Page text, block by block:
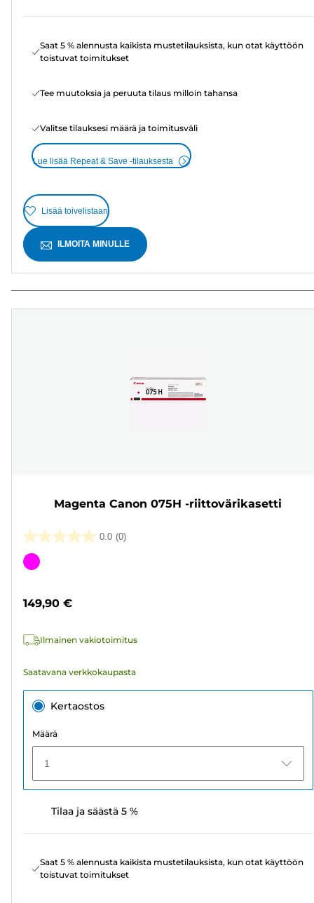
Saat 5 % alennusta kaikista mustetilauksista, kun otat käyttöön
toistuvat toimitukset
Tee muutoksia ja peruuta tilaus milloin tahansa
Valitse tilauksesi määrä ja toimitusväli
Lue lisää Repeat & Save -tilauksesta
Lisää toivelistaan
ILMOITA MINULLE
Magenta Canon 075H -riittovärikasetti
0.0 (0)
0.0/5
tähteä.
Värikasetti
149,90 €
Ilmainen vakiotoimitus
Saatavana verkkokaupasta
Kertaostos
Määrä
1
Tilaa ja säästä 5 %
Saat 5 % alennusta kaikista mustetilauksista, kun otat käyttöön
toistuvat toimitukset